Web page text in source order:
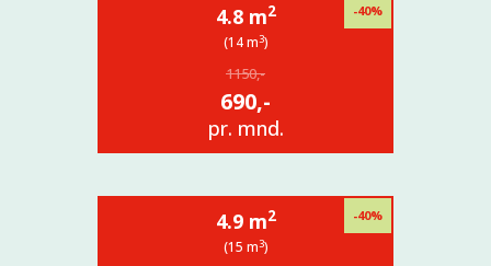
-40%
4.8 m2
(14 m3)
1150,-
690,-
pr. mnd.
-40%
4.9 m2
(15 m3)